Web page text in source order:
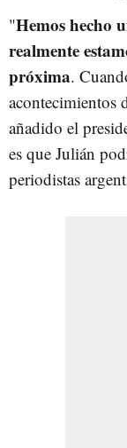
"Hemos hecho
realmente
próxima.
acontecimientos
añadido el
es que Julián
periodistas